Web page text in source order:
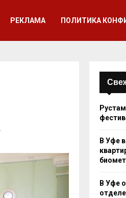
РЕКЛАМА ПОЛИТИКА
В Уфе
В Уфе